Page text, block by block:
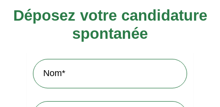
Déposez votre candidature
spontanée